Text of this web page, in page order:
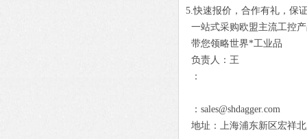
5.快速报价，合作有礼，保
一站式采购欧盟主流工控
带您领略世界*工业品
负责人：王
：
：sales@shdagger.com
地址：上海浦东新区宏祥